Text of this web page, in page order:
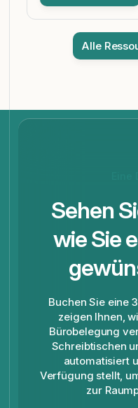
Alle
Sehen
wie Sie
Buchen Sie eine
zeigen Ihnen,
Bürobelegung
Schreibtischen
automatisiert
Verfügung stellt,
zur